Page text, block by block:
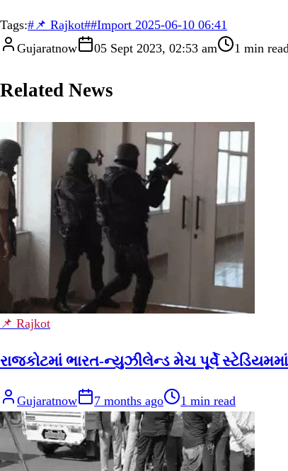
Tags:# 📌 Rajkot##Import 2025-06-10 06:41
Gujaratnow
05 Sept 2023, 02:53 am 1 min read
Related News
📌 Rajkot
રાજકોટમાં ભારત-ન્યુઝીલેન્ડ મેચ પૂર્વે
Gujaratnow 7 months ago 1 min read